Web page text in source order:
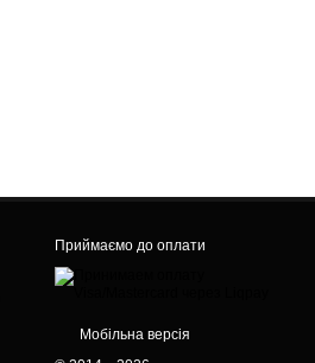
Приймаємо до оплати
Мобільна версія